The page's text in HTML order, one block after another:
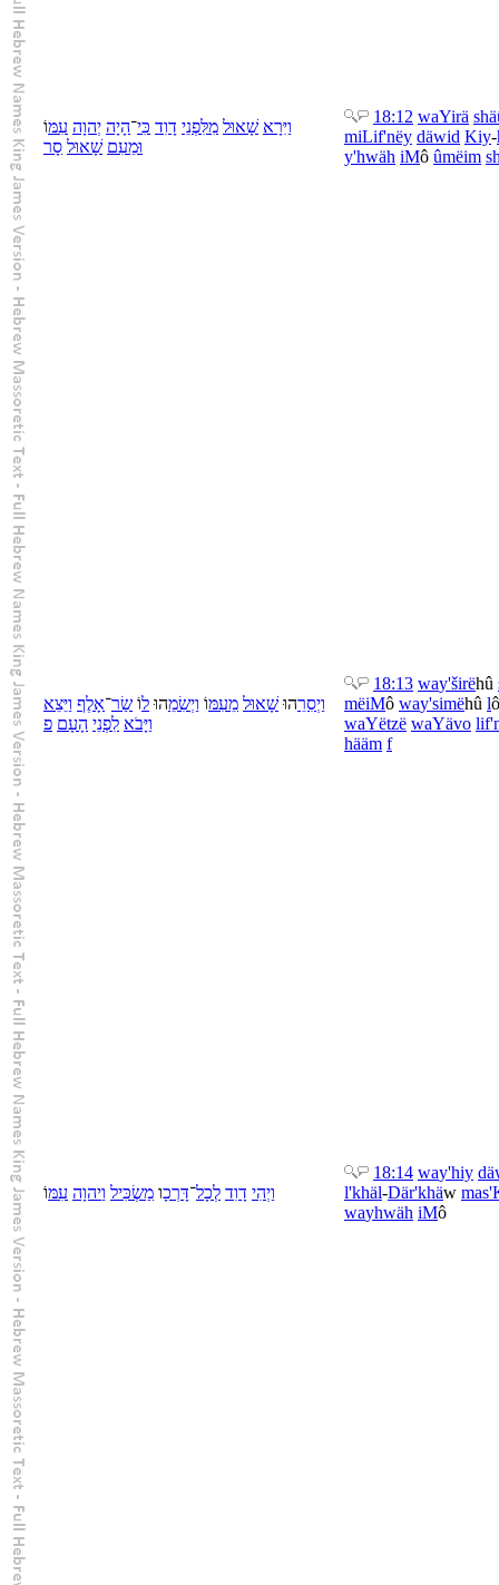
וַיִּרָא שָׁאוּל מִלִּפְנֵי דָוִד כִּי־הָיָה יְהוָה עִמּוֹ
וּמֵעִם שָׁאוּל סָר
18:12 waYirä
miLif'nëy däwid Kiy-
y'hwäh iMô ûmëim
וַיְסִרֵהוּ שָׁאוּל מֵעִמּוֹ וַיְשִׂמֵהוּ לוֹ שַׂר־אָלֶף וַיֵּצֵא
וַיָּבֹא לִפְנֵי הָעָם פ
18:13 way'širëhû
mëiMô way'simëhû lô
waYëtzë waYävo li
hääm f
וַיְהִי דָוִד לְכָל־דָּרְכָו מַשְׂכִּיל וַיהוָה עִמּוֹ
18:14 way'hiy
l'khäl-Där'khäw
wayhwäh iMô